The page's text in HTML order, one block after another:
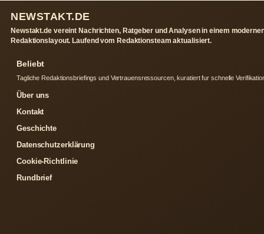
NEWSTAKT.DE
Newstakt.de vereint Nachrichten, Ratgeber und Analysen in einem
Redaktionslayout. Laufend vom Redaktionsteam aktualisiert.
Beliebt
Tagliche Redaktionsbriefings und Vertrauensressourcen, kuratiert fur schnelle
Über uns
Kontakt
Geschichte
Datenschutzerklärung
Cookie-Richtlinie
Rundbrief